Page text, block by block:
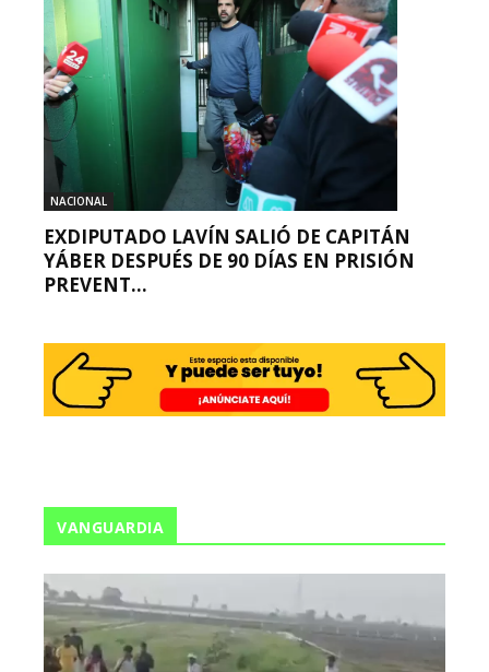
NACIONAL
EXDIPUTADO LAVÍN SALIÓ DE CAPITÁN
YÁBER DESPUÉS DE 90 DÍAS EN PRISIÓN
PREVENT...
VANGUARDIA